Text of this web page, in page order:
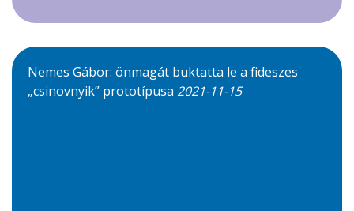
Nemes Gábor: önmagát buktatta le a fideszes
„csinovnyik” prototípusa 2021-11-15